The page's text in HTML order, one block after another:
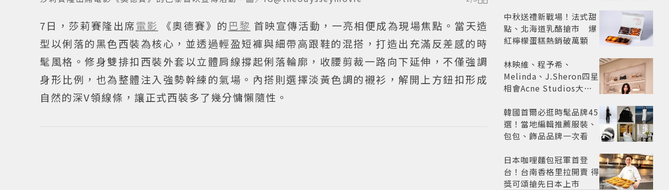
7日，莎莉賽隆出席電影 《奧德賽》的 巴黎 首映宣傳活動，一亮相便成為現場焦點。當天造
型以俐落的黑色西裝為核心，並透過輕盈短褲與細帶高跟鞋的混搭，打造出充滿反差感的時
髦風格。修身雙排扣西裝外套以立體肩線撐起俐落輪廓，收腰剪裁一路向下延伸，不僅強調
身形比例，也為整體注入強勢幹練的氣場。內搭則選擇淡黃色調的襯衫，解開上方鈕扣形成
自然的深V領線條，讓正式西裝多了幾分慵懶隨性。
戒？
中秋送禮新戰場！法式甜
點、北海道乳酪搶市 爆
紅檸檬蛋糕熱銷破萬顆
林映維、程予希、
Melinda、J.Sheron四星
相會Acne Studios大曬
韓國首爾必逛時髦品牌45
選！當地編輯推薦服裝、
包包、飾品品牌一次看
日本咖哩麵包冠軍首登
台！台南香格里拉開賣 得
獎可頌搶先日本上市